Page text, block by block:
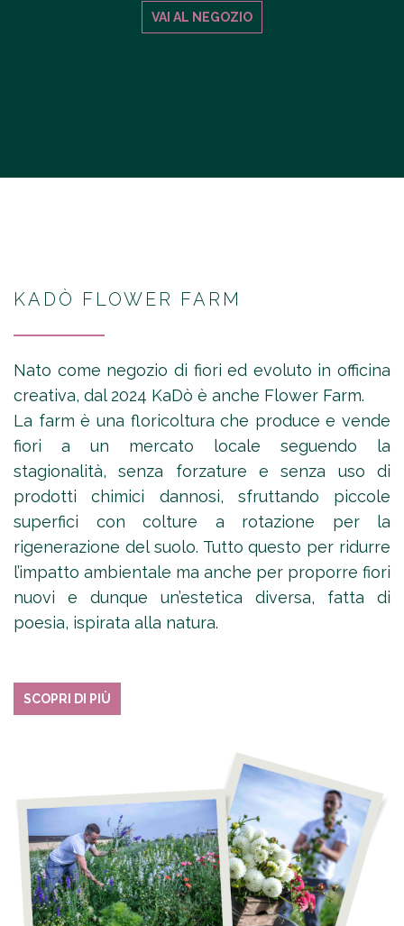
VAI AL NEGOZIO
KADÒ FLOWER FARM
Nato come negozio di fiori ed evoluto in officina
creativa, dal 2024 KaDò è anche Flower Farm.
La farm è una floricoltura che produce e vende
fiori a un mercato locale seguendo la
stagionalità, senza forzature e senza uso di
prodotti chimici dannosi, sfruttando piccole
superfici con colture a rotazione per la
rigenerazione del suolo. Tutto questo per ridurre
l’impatto ambientale ma anche per proporre fiori
nuovi e dunque un’estetica diversa, fatta di
poesia, ispirata alla natura.
SCOPRI DI PIÙ